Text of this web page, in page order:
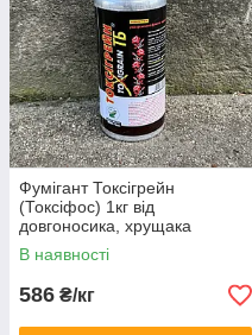
оптових замовників
Фумігант Токсігрейн
(Токсіфос) 1кг від
довгоносика, хрущака
борошноїда, горохової
зернівки, зернової молі
В наявності
586 ₴/кг